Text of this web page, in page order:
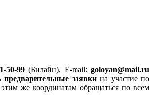
50-99 (Билайн), Е-mail:goloyan@mail.ru
предварительные заявкина участие по
же координатам обращаться по всем